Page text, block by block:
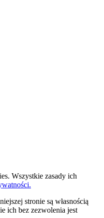
Wszystkie zasady ich
stronie są własnością
ich bez zezwolenia jest